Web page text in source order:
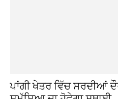
ਪਾਂਗੀ ਖੇਤਰ ਵਿੱਚ ਸਰਦੀਆਂ